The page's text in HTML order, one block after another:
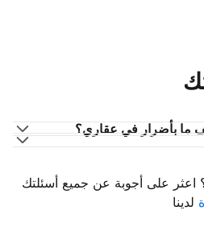
ما بأضرار في عقاري؟
اعثر على أجوبة عن جميع أسئلتك
لدينا